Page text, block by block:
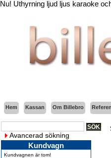
Nu! Uthyrning ljud ljus karaoke
Hem Kassan Om Billebro
Avancerad sökning
Kundvagn
Kundvagnen är tom!